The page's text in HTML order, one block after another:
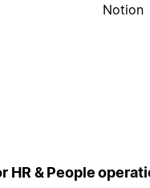
Notion
HR & People